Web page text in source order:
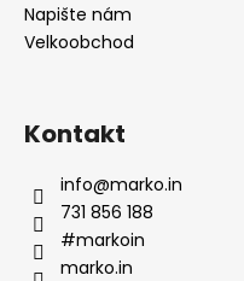
Napište nám
Velkoobchod
Kontakt
info@marko.in
731 856 188
#markoin
marko.in